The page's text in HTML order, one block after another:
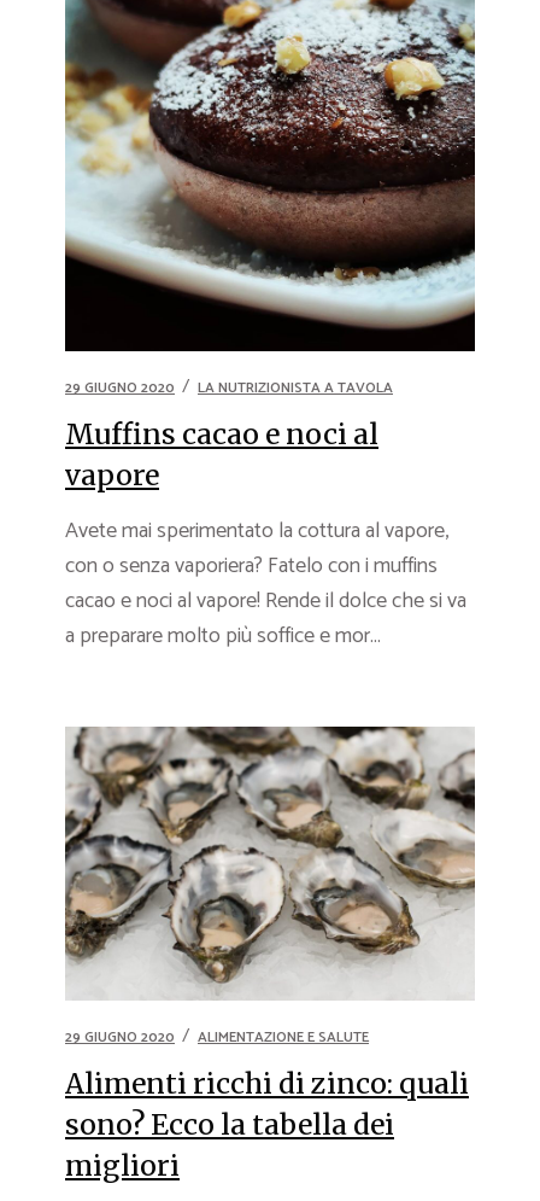
29 GIUGNO 2020 LA NUTRIZIONISTA A TAVOLA
Muffins cacao e noci al
vapore
Avete mai sperimentato la cottura al vapore,
con o senza vaporiera? Fatelo con i muffins
cacao e noci al vapore! Rende il dolce che si va
a preparare molto più soffice e mor...
29 GIUGNO 2020 ALIMENTAZIONE E SALUTE
Alimenti ricchi di zinco: quali
sono? Ecco la tabella dei
migliori